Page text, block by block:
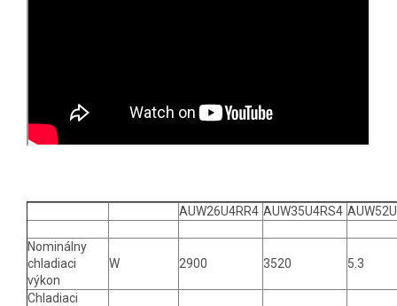
AUW26U4RR4 AUW35U4RS4
Nominálny
chladiaci
výkon
W 2900 3520 5.3
Chladiaci